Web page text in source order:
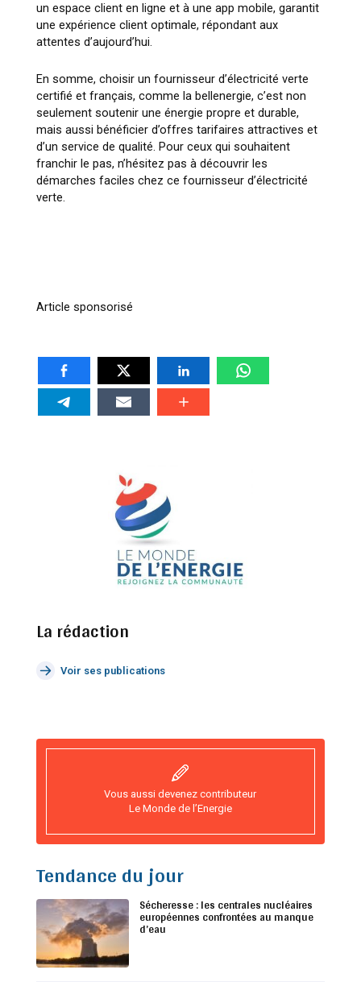
un espace client en ligne et à une app mobile, garantit
une expérience client optimale, répondant aux
attentes d’aujourd’hui.
En somme, choisir un fournisseur d’électricité verte
certifié et français, comme la bellenergie, c’est non
seulement soutenir une énergie propre et durable,
mais aussi bénéficier d’offres tarifaires attractives et
d’un service de qualité. Pour ceux qui souhaitent
franchir le pas, n’hésitez pas à découvrir les
démarches faciles chez ce fournisseur d’électricité
verte.
Article sponsorisé
La rédaction
Voir ses publications
Vous aussi devenez contributeur
Le Monde de l’Energie
Tendance du jour
Sécheresse : les centrales nucléaires
européennes confrontées au manque
d’eau